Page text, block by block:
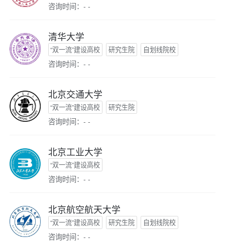
咨询时间：- -
清华大学
“双一流”建设高校 研究生院 自划线院校
咨询时间：- -
北京交通大学
“双一流”建设高校 研究生院
咨询时间：- -
北京工业大学
“双一流”建设高校
咨询时间：- -
北京航空航天大学
“双一流”建设高校 研究生院 自划线院校
咨询时间：- -